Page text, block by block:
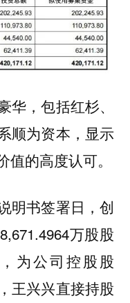
，包括红杉、
顺为资本，显示
的高度认可。
明书签署日，创
万股股
为公司控股股
王兴兴直接持股